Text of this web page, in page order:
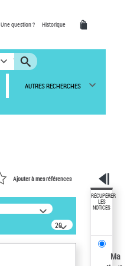
Une question ? Historique
AUTRES RECHERCHES
Ajouter à mes références
20
résultats/page
RÉCUPÉRER
LES
NOTICES
Ma